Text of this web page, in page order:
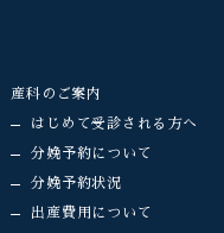
産科のご案内
はじめて受診される方へ
分娩予約について
分娩予約状況
出産費用について